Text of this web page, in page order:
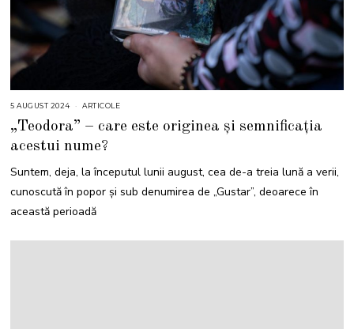
5 AUGUST 2024
U
U
2
2
ARTICOLE
„Teodora” – care este originea și semnificația
acestui nume?
Suntem, deja, la începutul lunii august, cea de-a treia lună a verii,
cunoscută în popor și sub denumirea de „Gustar”, deoarece în
această perioadă